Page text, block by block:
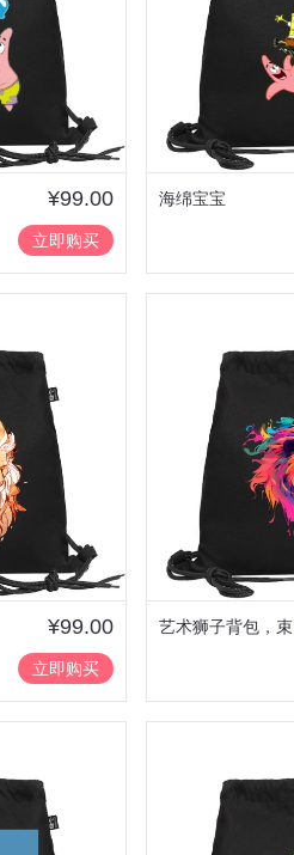
¥99.00
立即购买
海绵宝宝
¥99.00
立即购买
艺术狮子背包，